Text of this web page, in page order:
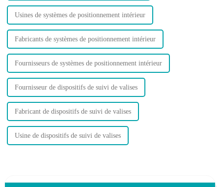
Usines de systèmes de positionnement intérieur
Fabricants de systèmes de positionnement intérieur
Fournisseurs de systèmes de positionnement intérieur
Fournisseur de dispositifs de suivi de valises
Fabricant de dispositifs de suivi de valises
Usine de dispositifs de suivi de valises